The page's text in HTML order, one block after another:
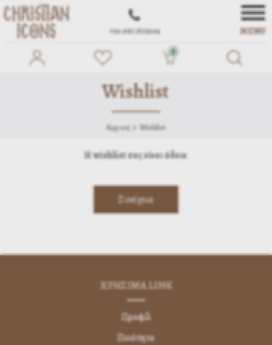
+30 697 7572104 MENU
0
Wishlist
Αρχική Wishlist
Η wishlist σας είναι άδεια
ΧΡΗΣΙΜA LINK
Προφίλ
Ποιότητα